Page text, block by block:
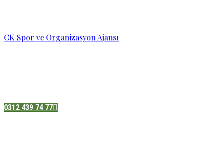
CK Spor ve Organizasyon Ajansı
0312 439 74 77